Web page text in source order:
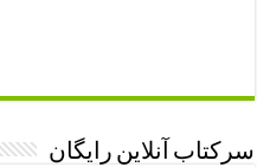
سرکتاب آنلاین رایگان